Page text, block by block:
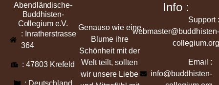
Abendländische-
Buddhisten-
Collegium e.V.
: Inratherstrasse
364
: 47803 Krefeld
: Deutschland
Genauso wie eine
Blume ihre
Schönheit mit der
Welt teilt, sollten
wir unsere Liebe
Info :
Support :
webmaster@buddhisten-
collegium.org
Email :
info@buddhisten-